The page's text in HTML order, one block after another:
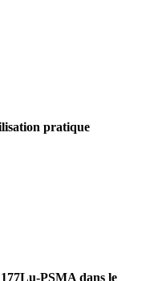
et utilisation pratique
PSMA dans le